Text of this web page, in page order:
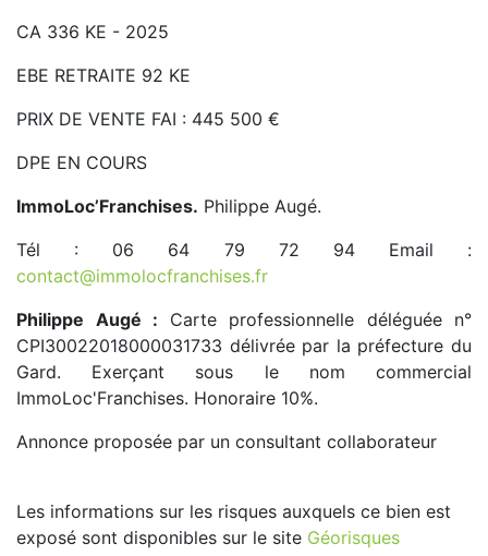
CA 336 KE - 2025
EBE RETRAITE 92 KE
PRIX DE VENTE FAI : 445 500 €
DPE EN COURS
ImmoLoc’Franchises. Philippe Augé.
Tél : 06 64 79 72 94 Email :
contact@immolocfranchises.fr
Philippe Augé : Carte professionnelle déléguée n°
CPI30022018000031733 délivrée par la préfecture du
Gard. Exerçant sous le nom commercial
ImmoLoc'Franchises. Honoraire 10%.
Annonce proposée par un consultant collaborateur
Les informations sur les risques auxquels ce bien est
exposé sont disponibles sur le site Géorisques